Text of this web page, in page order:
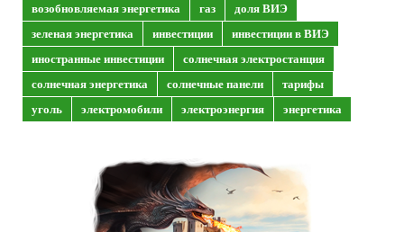
возобновляемая энергетика
газ
доля ВИЭ
зеленая энергетика
инвестиции
инвестиции в ВИЭ
иностранные инвестиции
солнечная электростанция
солнечная энергетика
солнечные панели
тарифы
уголь
электромобили электроэнергия энергетика